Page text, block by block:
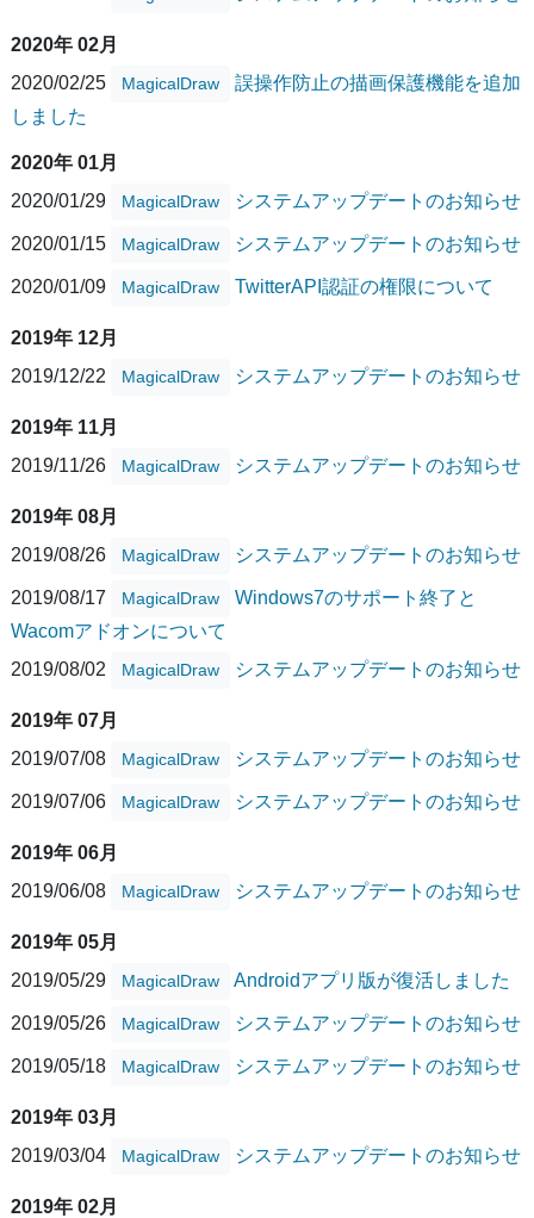
2020年 02月
2020/02/25
MagicalDraw
誤操作防止の描画保護機能を追加
しました
2020年 01月
2020/01/29
MagicalDraw システムアップデートのお知らせ
2020/01/15 MagicalDraw システムアップデートのお知らせ
2020/01/09 MagicalDraw TwitterAPI認証の権限について
2019年 12月
2019/12/22
MagicalDraw システムアップデートのお知らせ
2019年 11月
2019/11/26
MagicalDraw システムアップデートのお知らせ
2019年 08月
2019/08/26
MagicalDraw システムアップデートのお知らせ
2019/08/17 MagicalDraw
Windows7のサポート終了と
Wacomアドオンについて
2019/08/02
MagicalDraw システムアップデートのお知らせ
2019年 07月
2019/07/08
MagicalDraw システムアップデートのお知らせ
2019/07/06 MagicalDraw システムアップデートのお知らせ
2019年 06月
2019/06/08
MagicalDraw システムアップデートのお知らせ
2019年 05月
2019/05/29
MagicalDraw Androidアプリ版が復活しました
2019/05/26 MagicalDraw システムアップデートのお知らせ
2019/05/18 MagicalDraw システムアップデートのお知らせ
2019年 03月
2019/03/04
MagicalDraw システムアップデートのお知らせ
2019年 02月